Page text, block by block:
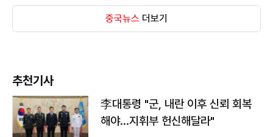
중국뉴스 더보기
추천기사
李대통령 "군, 내란 이후 신뢰 회복
해야…지휘부 헌신해달라"